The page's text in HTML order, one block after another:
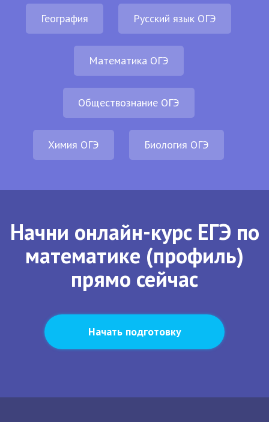
География Русский язык ОГЭ
Математика ОГЭ
Обществознание ОГЭ
Химия ОГЭ Биология ОГЭ
Начни онлайн-курс ЕГЭ по
математике (профиль)
прямо сейчас
Начать подготовку